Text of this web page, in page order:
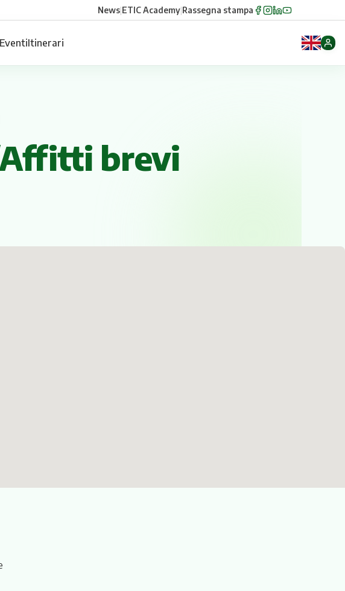
News|ETIC Academy|Rassegna stampa
EventiItinerari
brevi